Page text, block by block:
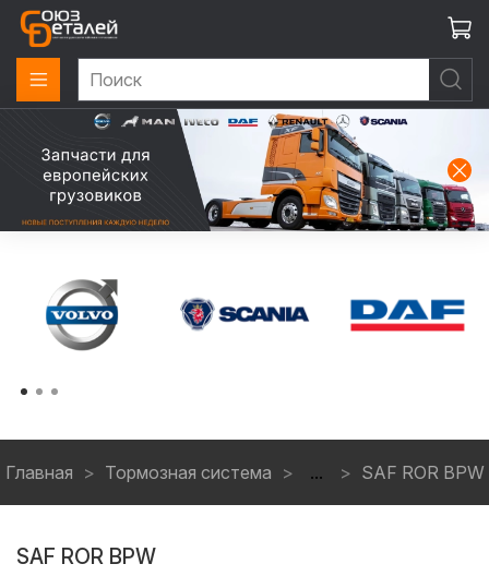
Главная Тормозная система ... SAF ROR BPW
SAF ROR BPW